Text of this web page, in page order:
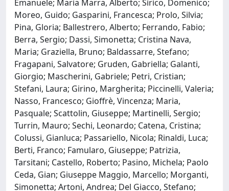
Emanuele; Maria Marra, Alberto; Sirico, Domenico;
Moreo, Guido; Gasparini, Francesca; Prolo, Silvia;
Pina, Gloria; Ballestrero, Alberto; Ferrando, Fabio;
Berra, Sergio; Dassi, Simonetta; Cristina Nava,
Maria; Graziella, Bruno; Baldassarre, Stefano;
Fragapani, Salvatore; Gruden, Gabriella; Galanti,
Giorgio; Mascherini, Gabriele; Petri, Cristian;
Stefani, Laura; Girino, Margherita; Piccinelli, Valeria;
Nasso, Francesco; Gioffrè, Vincenza; Maria,
Pasquale; Scattolin, Giuseppe; Martinelli, Sergio;
Turrin, Mauro; Sechi, Leonardo; Catena, Cristina;
Colussi, Gianluca; Passariello, Nicola; Rinaldi, Luca;
Berti, Franco; Famularo, Giuseppe; Patrizia,
Tarsitani; Castello, Roberto; Pasino, Michela; Paolo
Ceda, Gian; Giuseppe Maggio, Marcello; Morganti,
Simonetta; Artoni, Andrea; Del Giacco, Stefano;